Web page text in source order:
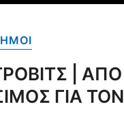
| ΑΠΟ
ΓΙΑ